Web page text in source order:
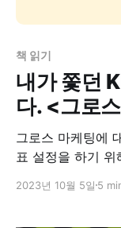
책 읽기
내가 쫓던
다. <그로
그로스 마케팅에
표 설정을 하기
2023년 10월 5일 5